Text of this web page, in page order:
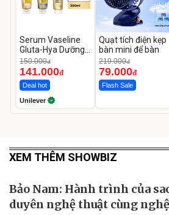
Serum Vaseline
Gluta-Hya Dưỡng
Da Sáng Mịn Sau 7
Ngày
150.000đ
141.000đ
Deal hot
Unilever
Quạt tích điện kẹp
bàn mini để bàn
219.000đ
79.000đ
Flash Sale
XEM THÊM SHOWBIZ
Bảo Nam: Hành trình của
duyên nghệ thuật cùng